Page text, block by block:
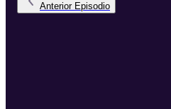
Anterior Episodio